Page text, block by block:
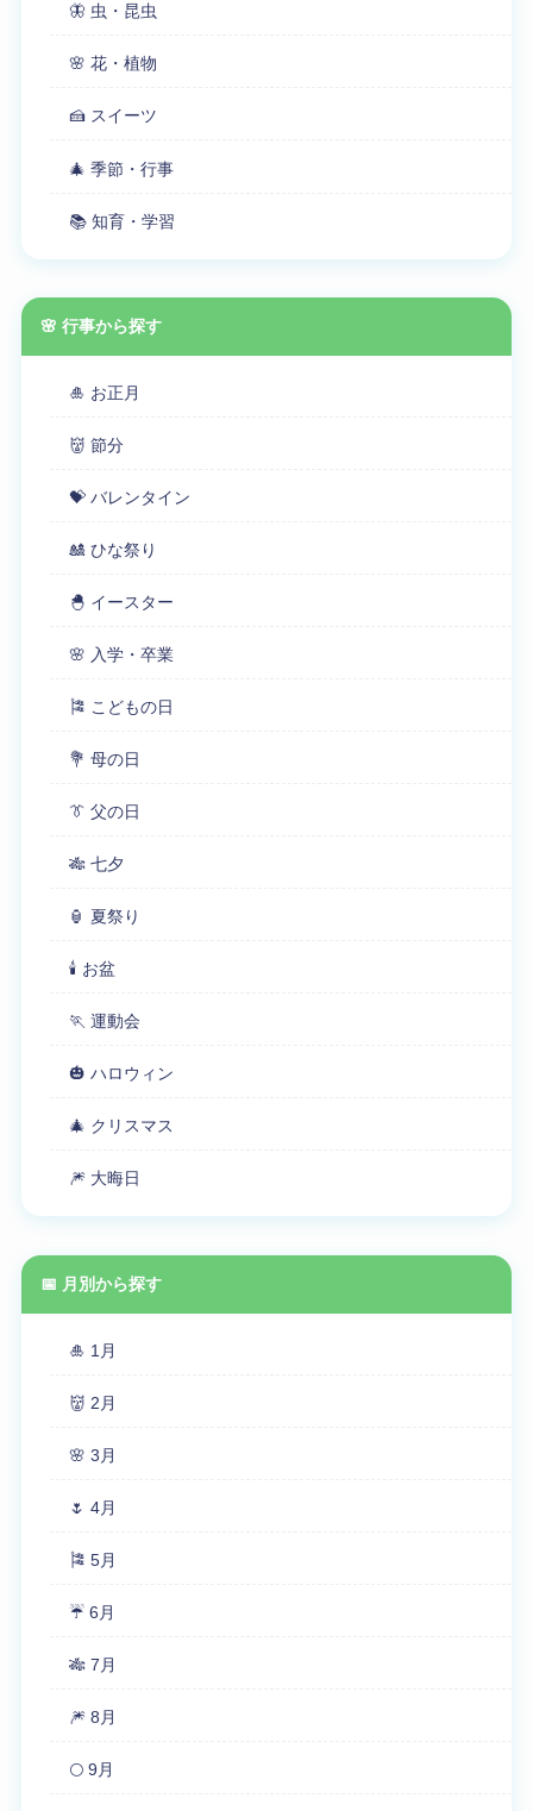
🦋 虫・昆虫
🌸 花・植物
🍰 スイーツ
🎄 季節・行事
📚 知育・学習
🌸 行事から探す
🎍 お正月
👹 節分
💝 バレンタイン
🎎 ひな祭り
🐣 イースター
🌸 入学・卒業
🎏 こどもの日
💐 母の日
👔 父の日
🎋 七夕
🏮 夏祭り
🕯 お盆
🏃 運動会
🎃 ハロウィン
🎄 クリスマス
🎆 大晦日
📅 月別から探す
🎍 1月
👹 2月
🌸 3月
🌷 4月
🎏 5月
☔ 6月
🎋 7月
🎆 8月
🌕 9月